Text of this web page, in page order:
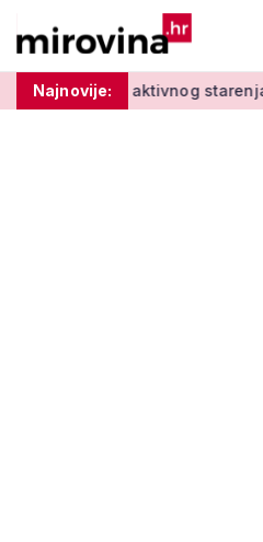
Najnovije:
Radionice aktivnog starenja: